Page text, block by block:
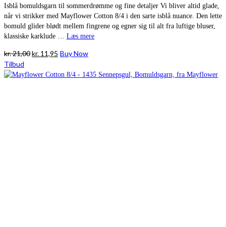
Isblå bomuldsgarn til sommerdrømme og fine detaljer Vi bliver altid glade,
når vi strikker med Mayflower Cotton 8/4 i den sarte isblå nuance. Den lette
bomuld glider blødt mellem fingrene og egner sig til alt fra luftige bluser,
klassiske karklude … Læs mere
kr.21,00Den
pris
kr. 11,95 Den
pris
Buy Now
Tilbud